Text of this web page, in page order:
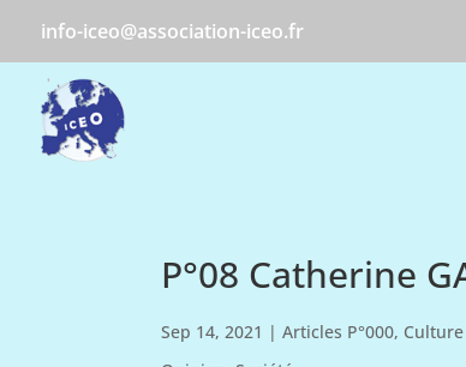
info-iceo@association-iceo.fr
P°08 Catherine
Sep 14, 2021 |Articles P°000,